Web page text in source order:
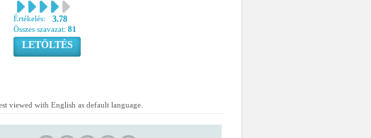
Értékelés: 3.78
Összes szavazat: 81
LETÖLTÉS
viewed with English as default language.